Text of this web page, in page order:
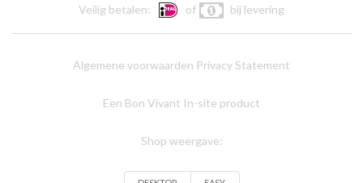
Veilig betalen: of bij levering
Algemene voorwaarden Privacy Statement
Een Bon Vivant In-site product
Shop weergave: